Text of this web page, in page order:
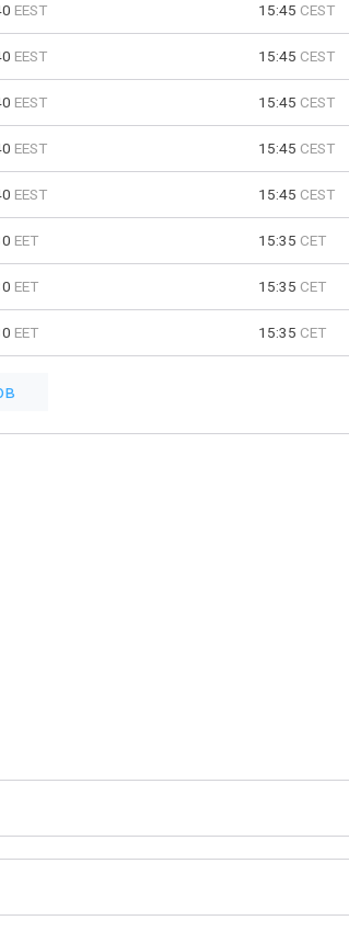
EEST 15:45 CEST
EEST 15:45 CEST
EEST 15:45 CEST
EEST 15:45 CEST
EEST 15:45 CEST
EET 15:35 CET
EET 15:35 CET
EET 15:35 CET